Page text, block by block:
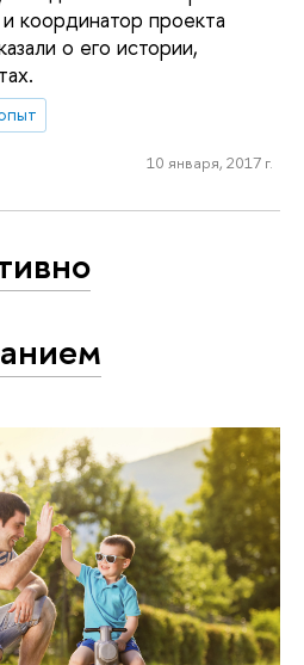
координатор проекта
о его истории,
10 января, 2017 г.